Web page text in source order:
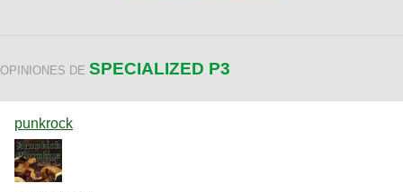
OPINIONES DE SPECIALIZED P3
punkrock